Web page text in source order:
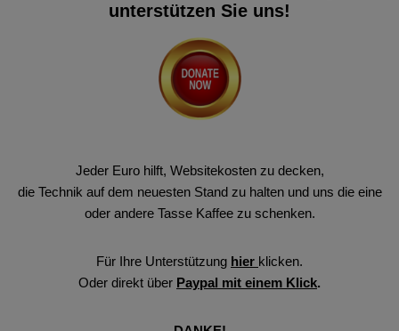
unterstützen Sie uns!
Jeder Euro hilft, Websitekosten zu decken,
die Technik auf dem neuesten Stand zu halten und uns die eine
oder andere Tasse Kaffee zu schenken.
Für Ihre Unterstützung hier klicken.
Oder direkt über Paypal mit einem Klick.